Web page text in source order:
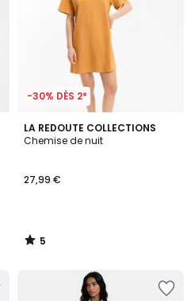
-30% DÈS 2*
LA REDOUTE COLLECTIONS
Chemise de nuit
27,99 €
5
/
5
/